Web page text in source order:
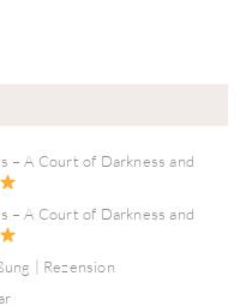
– A Court of Darkness and
– A Court of Darkness and
| Rezension